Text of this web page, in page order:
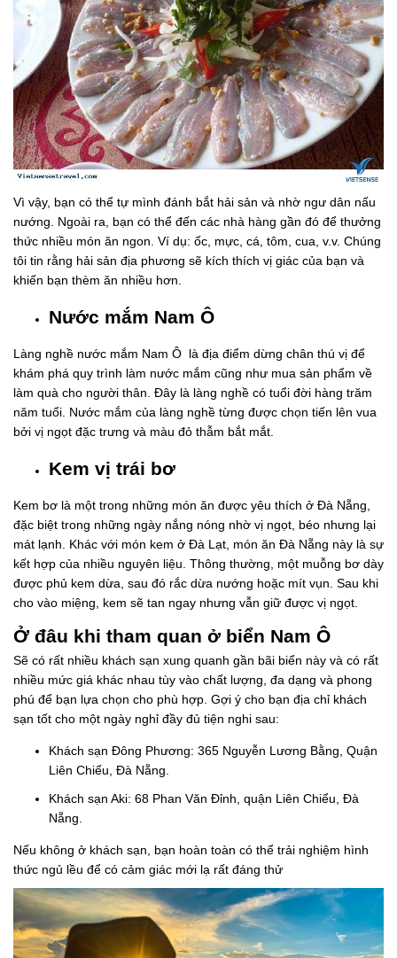
Vì vậy, bạn có thể tự mình đánh bắt hải sản và nhờ ngư dân nấu
nướng. Ngoài ra, bạn có thể đến các nhà hàng gần đó để thưởng
thức nhiều món ăn ngon. Ví dụ: ốc, mực, cá, tôm, cua, v.v. Chúng
tôi tin rằng hải sản địa phương sẽ kích thích vị giác của bạn và
khiến bạn thèm ăn nhiều hơn.
Nước mắm Nam Ô
Làng nghề nước mắm Nam Ô là địa điểm dừng chân thú vị để
khám phá quy trình làm nước mắm cũng như mua sản phẩm về
làm quà cho người thân. Đây là làng nghề có tuổi đời hàng trăm
năm tuổi. Nước mắm của làng nghề từng được chọn tiến lên vua
bởi vị ngọt đặc trưng và màu đỏ thẫm bắt mắt.
Kem vị trái bơ
Kem bơ là một trong những món ăn được yêu thích ở Đà Nẵng,
đặc biệt trong những ngày nắng nóng nhờ vị ngọt, béo nhưng lại
mát lạnh. Khác với món kem ở Đà Lạt, món ăn Đà Nẵng này là sự
kết hợp của nhiều nguyên liệu. Thông thường, một muỗng bơ dày
được phủ kem dừa, sau đó rắc dừa nướng hoặc mít vụn. Sau khi
cho vào miệng, kem sẽ tan ngay nhưng vẫn giữ được vị ngọt.
Ở đâu khi tham quan ở biển Nam Ô
Sẽ có rất nhiều khách sạn xung quanh gần bãi biển này và có rất
nhiều mức giá khác nhau tùy vào chất lượng, đa dạng và phong
phú để bạn lựa chọn cho phù hợp. Gợi ý cho bạn địa chỉ khách
sạn tốt cho một ngày nghỉ đầy đủ tiện nghi sau:
Khách sạn Đông Phương: 365 Nguyễn Lương Bằng, Quận
Liên Chiểu, Đà Nẵng.
Khách sạn Aki: 68 Phan Văn Đỉnh, quận Liên Chiểu, Đà
Nẵng.
Nếu không ở khách sạn, bạn hoàn toàn có thể trải nghiệm hình
thức ngủ lều để có cảm giác mới lạ rất đáng thử